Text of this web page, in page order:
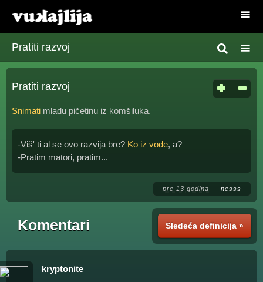
Pratiti razvoj
Pratiti razvoj
Snimati mladu pičetinu iz komšiluka.
-Viš' ti al se ovo razvija bre? Ko iz vode, a?
-Pratim matori, pratim...
pre 13 godina nesss
Sledeća definicija »
Komentari
kryptonite